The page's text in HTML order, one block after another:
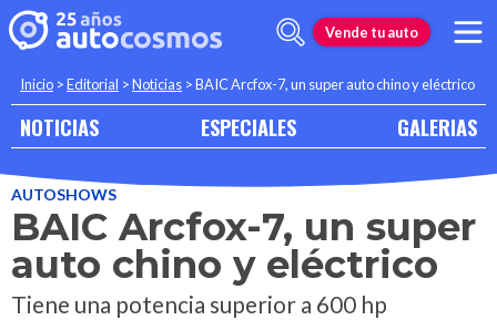
Vende tu auto
Inicio >Editorial >Noticias >BAIC Arcfox-7, un super auto chino y eléctrico
NOTICIAS ESPECIALES GALERIAS
AUTOSHOWS
BAIC Arcfox-7, un super
auto chino y eléctrico
Tiene una potencia superior a 600 hp